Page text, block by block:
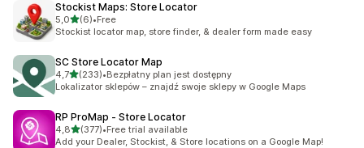
Stockist Maps: Store Locator
5,0na 5 gwiazdek
(6)
Łączna liczba recenzji: 6
•Free
Stockist locator map, store finder, & dealer form made easy
SC Store Locator Map
4,7na 5 gwiazdek
(233)
Łączna liczba recenzji: 233
•Bezpłatny plan jest dostępny
Lokalizator sklepów – znajdź swoje sklepy w Google Maps
RP ProMap ‑ Store Locator
4,8na 5 gwiazdek
(377)
Łączna liczba recenzji: 377
•Free trial available
Add your Dealer, Stockist, & Store locations on a Google Map!